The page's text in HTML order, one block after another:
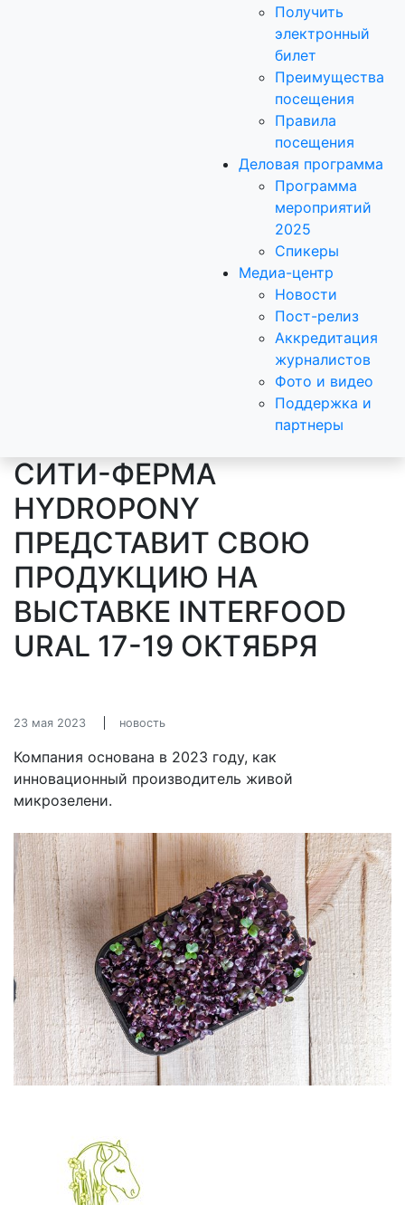
Получить
электронный
билет
Преимущества
посещения
Правила
посещения
Деловая программа
Программа
мероприятий
2025
Спикеры
Медиа-центр
Новости
Пост-релиз
Аккредитация
журналистов
Фото и видео
Поддержка и
партнеры
СИТИ-ФЕРМА
HYDROPONY
ПРЕДСТАВИТ СВОЮ
ПРОДУКЦИЮ НА
ВЫСТАВКЕ INTERFOOD
URAL 17-19 ОКТЯБРЯ
23 мая 2023 новость
Компания основана в 2023 году, как
инновационный производитель живой
микрозелени.